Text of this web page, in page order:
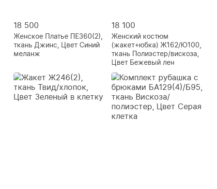
18 500
Женское Платье ПЕ360(2),
ткань Джинс, Цвет Синий
меланж
18 100
Женский костюм
(жакет+юбка) Ж162/Ю100,
ткань Полиэстер/вискоза,
Цвет Бежевый лен